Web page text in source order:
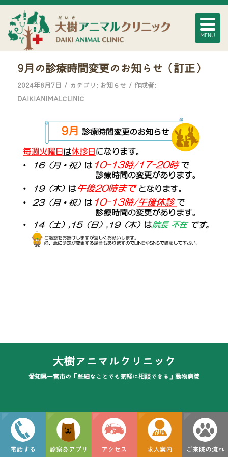
ブログ - 最近のニュース
現在位置: ホーム / お知らせ / 9月の診療時間変更のお知らせ（訂正）
9月の診療時間変更のお知らせ（訂正）
2024年8月7日 / カテゴリ: お知らせ / 作成者:
DAIKIANIMALCLINIC
大樹アニマルクリニック
愛知県一宮市の『些細なことでも気軽に相談できる』動物病院